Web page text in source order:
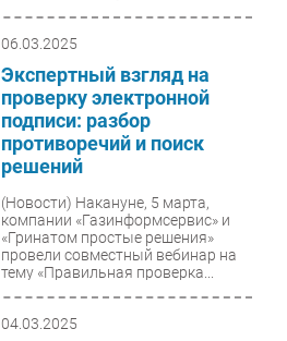
06.03.2025
Экспертный взгляд на
проверку электронной
подписи: разбор
противоречий и поиск
решений
(Новости) Накануне, 5 марта,
компании «Газинформсервис» и
«Гринатом простые решения»
провели совместный вебинар на
тему «Правильная проверка...
04.03.2025